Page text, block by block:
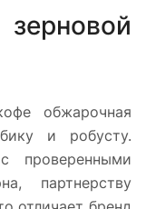
обжарочная
и робусту.
проверенными
партнерству